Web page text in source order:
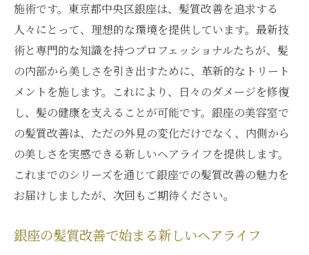
髪質改善
髪質改善を銀座のプロに任せる理由
銀座のプロが提供する髪質改善で得られる
安心感
安心の髪質改善を銀座の専門家に託す
施術です。東京都中央区銀座は、髪質改善を追求する
人々にとって、理想的な環境を提供しています。最新技
術と専門的な知識を持つプロフェッショナルたちが、髪
の内部から美しさを引き出すために、革新的なトリート
メントを施します。これにより、日々のダメージを修復
し、髪の健康を支えることが可能です。銀座の美容室で
の髪質改善は、ただの外見の変化だけでなく、内側から
の美しさを実感できる新しいヘアライフを提供します。
これまでのシリーズを通じて銀座での髪質改善の魅力を
お届けしましたが、次回もご期待ください。
銀座の髪質改善で始まる新しいヘアライフ